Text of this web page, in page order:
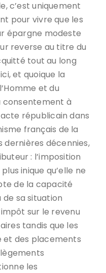
c’est uniquement
pour vivre que les
épargne modeste
reverse au titre du
tout au long
et quoique la
et du
consentement à
républicain dans
français de la
dernières décennies,
: l’imposition
inique qu’elle ne
de la capacité
sa situation
sur le revenu
tandis que les
et des placements
les